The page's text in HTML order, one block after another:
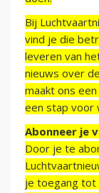
Bij
vind je die
leveren van
nieuws over
maakt ons
een stap voor
Abonneer je
Door je te
je toegang tot